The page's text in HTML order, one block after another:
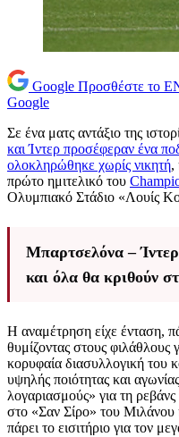
Google Προσθέστε το
Google
Σε ένα ματς αντάξιο της
και Ίντερ προσέφεραν ένα
ολοκληρώθηκε χωρίς νικητή,
πρώτο ημιτελικό του
Ολυμπιακό Στάδιο «Λουίς
Μπαρτσελόνα –
και όλα θα κριθούν
Η αναμέτρηση είχε ένταση,
θυμίζοντας στους φιλάθλους
κορυφαία διασυλλογική
υψηλής ποιότητας και
λογαριασμούς» για τη
στο «Σαν Σίρο» του Μιλάνου
πάρει το εισιτήριο για τον